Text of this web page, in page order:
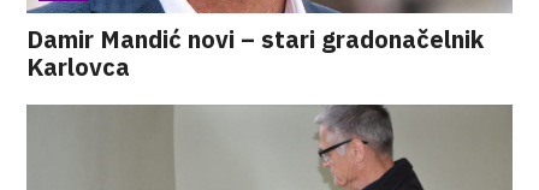
Damir Mandić novi – stari gradonačelnik
Karlovca